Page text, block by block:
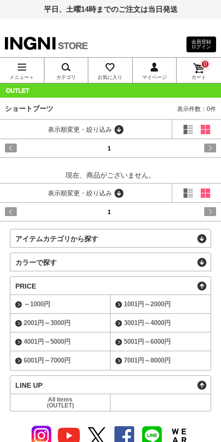
平日、土曜14時までのご注文は当日発送
INGNI（イン
グ）公式通
販｜INGNI
STORE
会員登録
ログイン
メニュー＋ カテゴリ お気に入り マイページ カート
0
ショートブーツ 表示件数：0件
表示順変更・絞り込み
1
現在、商品がございません。
表示順変更・絞り込み
1
アイテムカテゴリから探す
カラーで探す
PRICE
～1000円 1001円～2000円
2001円～3000円 3001円～4000円
4001円～5000円 5001円～6000円
6001円～7000円 7001円～8000円
LINE UP
All items
(OUTLET)